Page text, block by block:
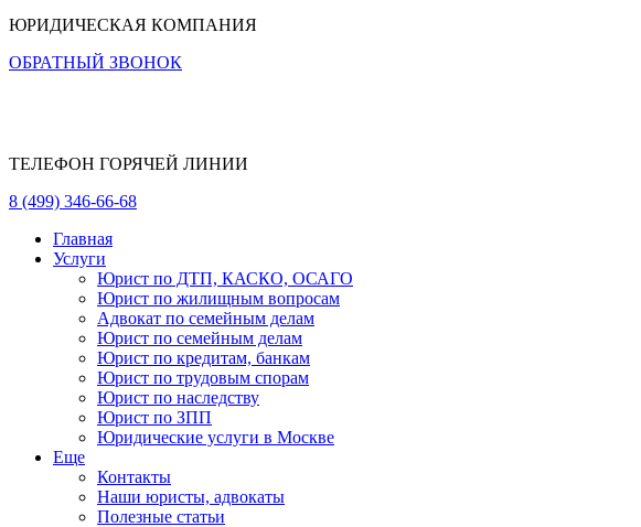
ЮРИДИЧЕСКАЯ КОМПАНИЯ
ОБРАТНЫЙ ЗВОНОК
ТЕЛЕФОН ГОРЯЧЕЙ ЛИНИИ
8 (499) 346-66-68
Главная
Услуги
Юрист по ДТП, КАСКО, ОСАГО
Юрист по жилищным вопросам
Адвокат по семейным делам
Юрист по семейным делам
Юрист по кредитам, банкам
Юрист по трудовым спорам
Юрист по наследству
Юрист по ЗПП
Юридические услуги в Москве
Еще
Контакты
Наши юристы, адвокаты
Полезные статьи